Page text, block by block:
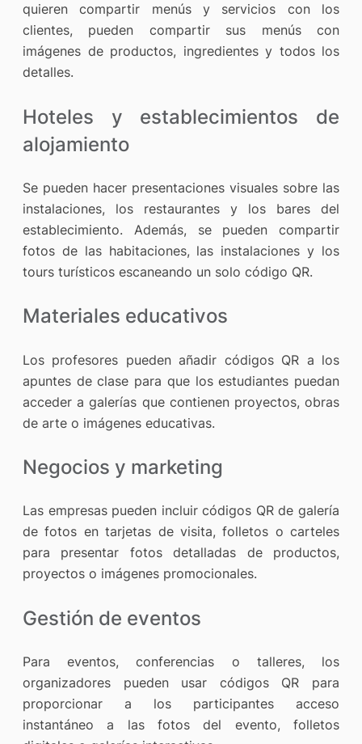
quieren compartir menús y servicios con los
clientes, pueden compartir sus menús con
imágenes de productos, ingredientes y todos los
detalles.
Hoteles y establecimientos de
alojamiento
Se pueden hacer presentaciones visuales sobre las
instalaciones, los restaurantes y los bares del
establecimiento. Además, se pueden compartir
fotos de las habitaciones, las instalaciones y los
tours turísticos escaneando un solo código QR.
Materiales educativos
Los profesores pueden añadir códigos QR a los
apuntes de clase para que los estudiantes puedan
acceder a galerías que contienen proyectos, obras
de arte o imágenes educativas.
Negocios y marketing
Las empresas pueden incluir códigos QR de galería
de fotos en tarjetas de visita, folletos o carteles
para presentar fotos detalladas de productos,
proyectos o imágenes promocionales.
Gestión de eventos
Para eventos, conferencias o talleres, los
organizadores pueden usar códigos QR para
proporcionar a los participantes acceso
instantáneo a las fotos del evento, folletos